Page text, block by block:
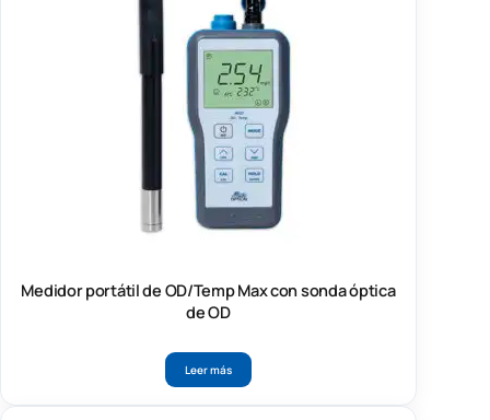
Medidor portátil de OD/Temp Max con sonda óptica
de OD
Leer más